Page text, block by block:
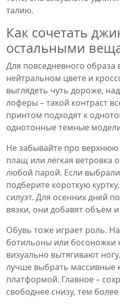
талию.
Как сочетать
остальными
Для повседневного образа
нейтральном цвете и
выглядеть чуть дороже,
лоферы – такой контраст
принтом подходят к
однотонные темные
Не забывайте про верхнюю
плащ или лёгкая ветровка
любой парой. Если
подберите короткую
силуэт. Для осенних дней
вязки, они добавят объём
Обувь тоже играет роль.
ботильоны или босоножки
визуально вытягивают
лучше выбрать массивные
платформой. Главное –
свободнее снизу, тем